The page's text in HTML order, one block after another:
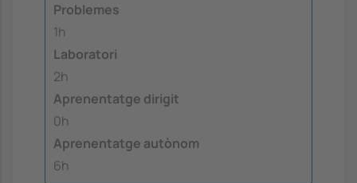
Problemes
1h
Laboratori
2h
Aprenentatge dirigit
0h
Aprenentatge autònom
6h